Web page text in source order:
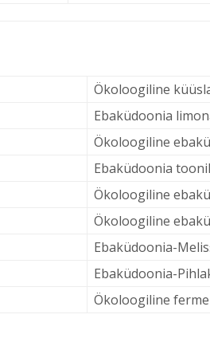
Ökoloogiline
Ebaküdoonia
Ökoloogiline
Ebaküdoonia
Ökoloogiline
Ökoloogiline
Ebaküdoonia-
Ebaküdoonia-
Ökoloogiline